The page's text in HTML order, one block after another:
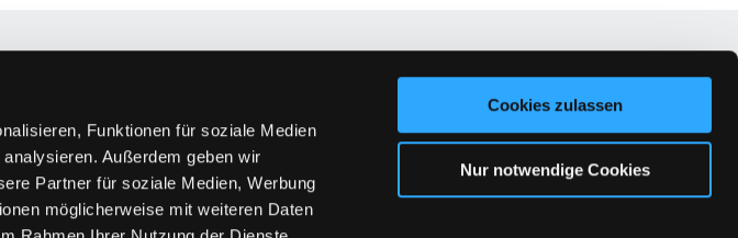
Funktionen für soziale Medien
Außerdem geben wir
Partner für soziale Medien, Werbung
möglicherweise mit weiteren Daten
Cookies zulassen
Nur notwendige Cookies
Sara Campos Arnoldi
Sabine Kreuzpaintner
Martina Theimer